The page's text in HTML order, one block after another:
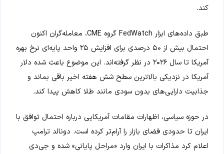
کند.
طبق داده‌های ابزار FedWatch گروه CME، معامله‌گران اکنون
احتمال بیش از ۵۰ درصدی برای افزایش ۲۵ واحد پایه‌ای نرخ بهره
آمریکا تا سال ۲۰۲۶ در نظر گرفته‌اند. این موضوع باعث شده دلار
آمریکا در نزدیکی بالاترین سطح شش هفته اخیر باقی بماند و
جذابیت دارایی‌های بدون سودی مانند طلا کاهش پیدا کند.
در حوزه سیاسی، اظهارات مقامات آمریکایی درباره احتمال توافق با
ایران تا حدودی فضای بازار را آرام‌تر کرده است. دونالد ترامپ
اعلام کرد مذاکرات با ایران وارد «مراحل پایانی» شده و جی‌دی